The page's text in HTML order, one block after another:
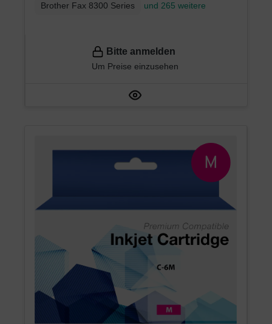
Brother Fax 8300 Series und 265 weitere
Bitte anmelden
Um Preise einzusehen